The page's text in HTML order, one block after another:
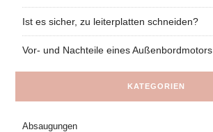
Ist es sicher, zu leiterplatten schneiden?
Vor- und Nachteile eines Außenbordmotors
KATEGORIEN
Absaugungen